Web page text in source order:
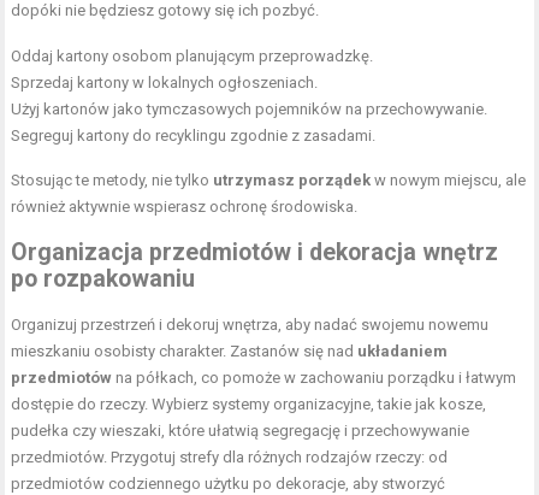
dopóki nie będziesz gotowy się ich pozbyć.
Oddaj kartony osobom planującym przeprowadzkę.
Sprzedaj kartony w lokalnych ogłoszeniach.
Użyj kartonów jako tymczasowych pojemników na przechowywanie.
Segreguj kartony do recyklingu zgodnie z zasadami.
Stosując te metody, nie tylko utrzymasz porządek w nowym miejscu, ale
również aktywnie wspierasz ochronę środowiska.
Organizacja przedmiotów i dekoracja wnętrz
po rozpakowaniu
Organizuj przestrzeń i dekoruj wnętrza, aby nadać swojemu nowemu
mieszkaniu osobisty charakter. Zastanów się nad układaniem
przedmiotów na półkach, co pomoże w zachowaniu porządku i łatwym
dostępie do rzeczy. Wybierz systemy organizacyjne, takie jak kosze,
pudełka czy wieszaki, które ułatwią segregację i przechowywanie
przedmiotów. Przygotuj strefy dla różnych rodzajów rzeczy: od
przedmiotów codziennego użytku po dekoracje, aby stworzyć